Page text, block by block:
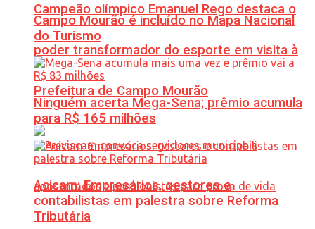
Campeão olímpico Emanuel Rego destaca o
poder transformador do esporte em visita à
Prefeitura de Campo Mourão
Campo Mourão é incluído no Mapa Nacional
do Turismo
Ninguém acerta Mega-Sena; prêmio acumula
para R$ 165 milhões
Acicam: Empresários, gestores e
contabilistas em palestra sobre Reforma
Tributária